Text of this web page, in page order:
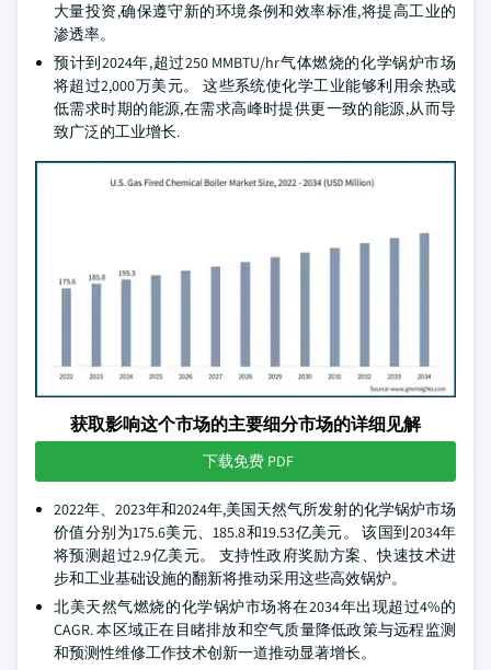
大量投资,确保遵守新的环境条例和效率标准,将提高工业的
渗透率。
预计到2024年,超过250 MMBTU/hr气体燃烧的化学锅炉市场
将超过2,000万美元。 这些系统使化学工业能够利用余热或
低需求时期的能源,在需求高峰时提供更一致的能源,从而导
致广泛的工业增长.
获取影响这个市场的主要细分市场的详细见解
下载免费 PDF
2022年、2023年和2024年,美国天然气所发射的化学锅炉市场
价值分别为175.6美元、185.8和19.53亿美元。 该国到2034年
将预测超过2.9亿美元。 支持性政府奖励方案、快速技术进
步和工业基础设施的翻新将推动采用这些高效锅炉。
北美天然气燃烧的化学锅炉市场将在2034年出现超过4%的
CAGR. 本区域正在目睹排放和空气质量降低政策与远程监测
和预测性维修工作技术创新一道推动显著增长。